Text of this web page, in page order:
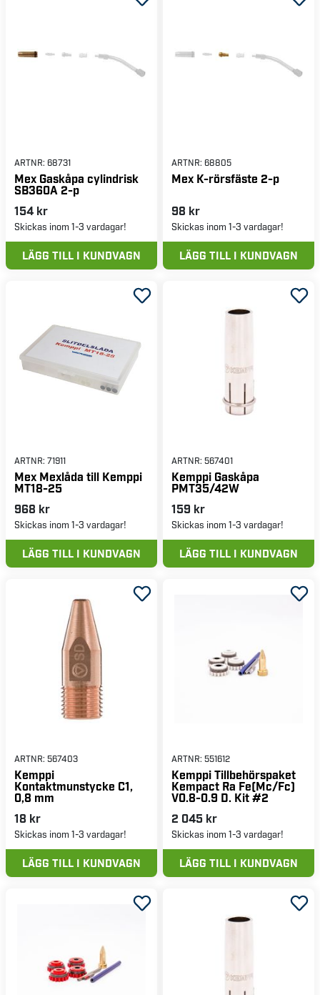
ARTNR: 68731
Mex Gaskåpa cylindrisk
SB360A 2-p
154 kr
Skickas inom 1-3 vardagar!
LÄGG TILL I KUNDVAGN
ARTNR: 68805
Mex K-rörsfäste 2-p
98 kr
Skickas inom 1-3 vardagar!
LÄGG TILL I KUNDVAGN
ARTNR: 71911
Mex Mexlåda till Kemppi
MT18-25
968 kr
Skickas inom 1-3 vardagar!
LÄGG TILL I KUNDVAGN
ARTNR: 567401
Kemppi Gaskåpa
PMT35/42W
159 kr
Skickas inom 1-3 vardagar!
LÄGG TILL I KUNDVAGN
ARTNR: 567403
Kemppi
Kontaktmunstycke C1,
0,8 mm
18 kr
Skickas inom 1-3 vardagar!
LÄGG TILL I KUNDVAGN
ARTNR: 551612
Kemppi Tillbehörspaket
Kempact Ra Fe(Mc/Fc)
V0.8-0.9 D. Kit #2
2 045 kr
Skickas inom 1-3 vardagar!
LÄGG TILL I KUNDVAGN